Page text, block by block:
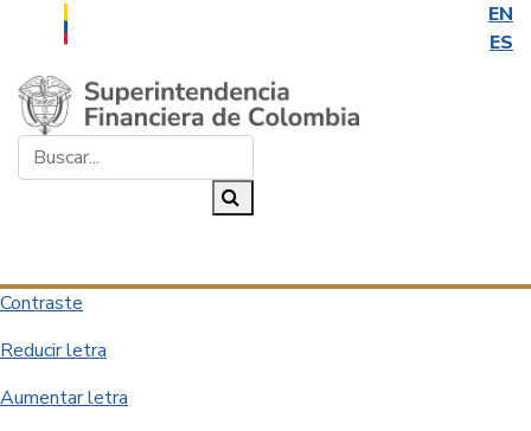
EN
ES
Saltar al contenido principal
Contraste
Reducir letra
Aumentar letra